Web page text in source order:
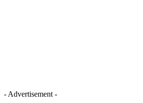
- Advertisement -